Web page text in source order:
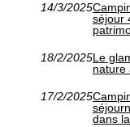
14/3/2025
séjour
18/2/2025Le
nature
17/2/2025
dans